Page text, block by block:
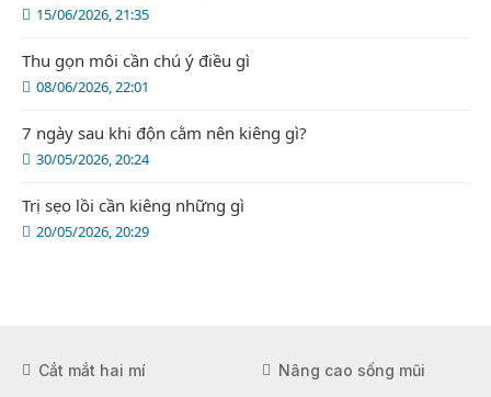
15/06/2026, 21:35
08/06/2026, 22:01
Thu gọn môi cần chú ý điều gì
30/05/2026, 20:24
7 ngày sau khi độn cằm nên kiêng gì?
20/05/2026, 20:29
Trị sẹo lồi cần kiêng những gì
Cắt mắt hai mí Nâng cao sống mũi